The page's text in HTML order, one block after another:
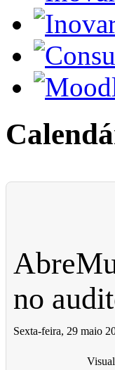
no
Sexta-feira, 29 maio